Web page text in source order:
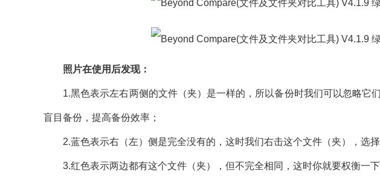
照片在使用后发现：
1.黑色表示左右两侧的文件（夹）是一样的，所以备份时我们可以忽略它们
盲目备份，提高备份效率；
2.蓝色表示右（左）侧是完全没有的，这时我们右击这个文件（夹），选择“
3.红色表示两边都有这个文件（夹），但不完全相同，这时你就要权衡一下